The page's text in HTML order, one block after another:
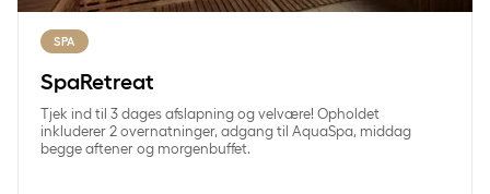
SPA
SpaRetreat
Tjek ind til 3 dages afslapning og velvære! Opholdet
inkluderer 2 overnatninger, adgang til AquaSpa, middag
begge aftener og morgenbuffet.